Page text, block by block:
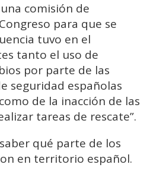
comisión de
para que se
tuvo en el
tanto el uso de
por parte de las
seguridad españolas
de la inacción de las
tareas de rescate”.
qué parte de los
en territorio español.